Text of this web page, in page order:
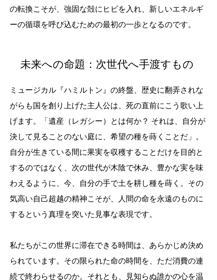
の転換こそが、強固な殻にヒビを入れ、新しいエネルギ
ーの循環を呼び込むための最初の一歩となるのです。
未来への命題：次世代へ手渡すもの
ミュージカル『ハミルトン』の終盤、歴史に翻弄されな
がらも国を創り上げた主人公は、死の直前にこう歌い上
げます。「遺産（レガシー）とは何か？ それは、自分が
決して見ることのない庭に、希望の種を蒔くことだ」。
自分が生きている間に果実を収穫することだけを目的と
するのではなく、次の世代が木陰で休み、豊かな実を味
わえるように、今、自分の手で土を耕し種を蒔く。その
気高い自己超越の精神こそが、人間の命を永遠のものに
するという真理を突いた見事な表現です。
私たちがこの世界に滞在できる時間は、あらかじめ決め
られています。その限られた命の時間を、ただ消費の連
続で終わらせるのか。それとも、見知らぬ誰かの心を温